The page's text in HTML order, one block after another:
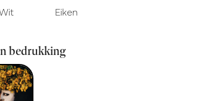
Eiken
bedrukking